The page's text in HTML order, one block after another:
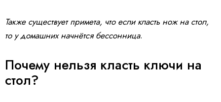
Также существует примета, что если класть нож на стол,
то у домашних начнётся бессонница.
Почему нельзя класть ключи на
стол?